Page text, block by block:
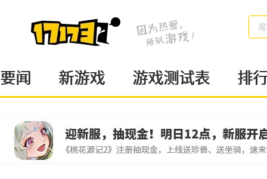
要闻 新游戏 游戏测试表 排